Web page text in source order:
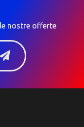
nostre offerte